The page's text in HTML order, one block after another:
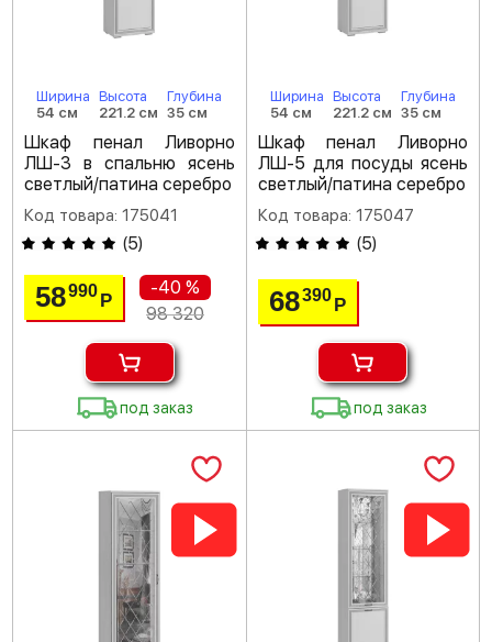
Ширина
54 см
Высота
221.2 см
Глубина
35 см
Шкаф пенал Ливорно
ЛШ-3 в спальню ясень
светлый/патина серебро
Код товара: 175041
(5)
58990Р
-40 %
98 320
под заказ
Ширина
54 см
Высота
221.2 см
Глубина
35 см
Шкаф пенал Ливорно
ЛШ-5 для посуды ясень
светлый/патина серебро
Код товара: 175047
(5)
68390 Р
под заказ